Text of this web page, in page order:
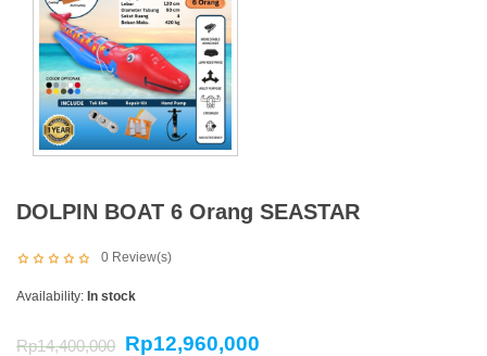
DOLPIN BOAT 6 Orang SEASTAR
0 Review(s)
Availability: In stock
Rp14,400,000 Rp12,960,000